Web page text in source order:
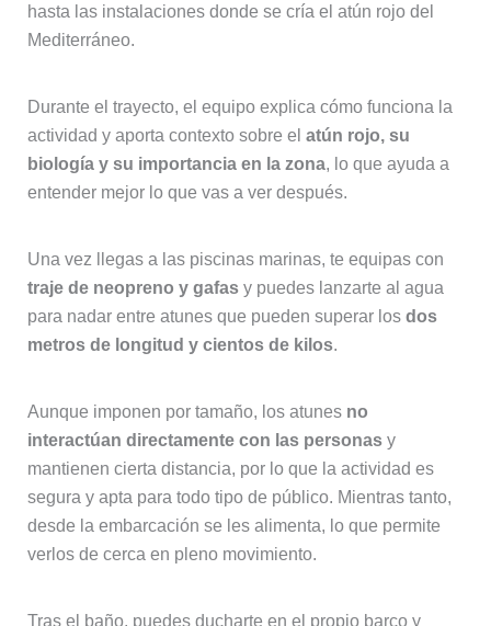
hasta las instalaciones donde se cría el atún rojo del
Mediterráneo.
Durante el trayecto, el equipo explica cómo funciona la
actividad y aporta contexto sobre el atún rojo, su
biología y su importancia en la zona, lo que ayuda a
entender mejor lo que vas a ver después.
Una vez llegas a las piscinas marinas, te equipas con
traje de neopreno y gafasy puedes lanzarte al agua
para nadar entre atunes que pueden superar los dos
metros de longitud y cientos de kilos.
Aunque imponen por tamaño, los atunes no
interactúan directamente con las personasy
mantienen cierta distancia, por lo que la actividad es
segura y apta para todo tipo de público. Mientras tanto,
desde la embarcación se les alimenta, lo que permite
verlos de cerca en pleno movimiento.
Tras el baño, puedes ducharte en el propio barco y